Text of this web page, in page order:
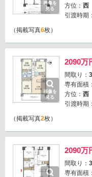
画像を
見る
方位： 西
引渡時期：
（掲載写真6枚）
画像を
見る
2090万
間取り：
専有面積：
方位： 西
引渡時期：
（掲載写真2枚）
2090万
間取り：
専有面積：